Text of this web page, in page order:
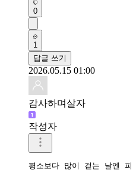
0
1
답글 쓰기
2026.05.15 01:00
감사하며살자
작성자
평소보다 많이 걷는 날엔